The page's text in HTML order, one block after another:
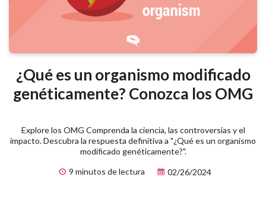
¿Qué es un organismo modificado
genéticamente? Conozca los OMG
Explore los OMG Comprenda la ciencia, las controversias y el
impacto. Descubra la respuesta definitiva a "¿Qué es un organismo
modificado genéticamente?".
9 minutos de lectura
02/26/2024